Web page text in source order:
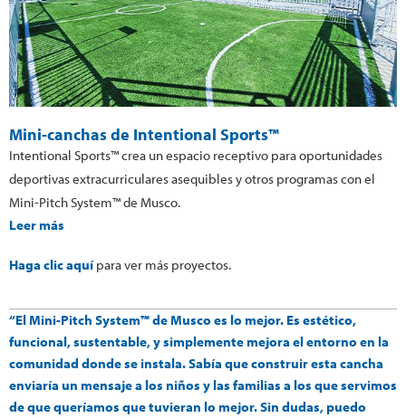
Mini-canchas de Intentional Sports™
Intentional Sports™ crea un espacio receptivo para oportunidades
deportivas extracurriculares asequibles y otros programas con el
Mini-Pitch System™ de Musco.
Leer más
Haga clic aquípara ver más proyectos.
“El Mini-Pitch System™ de Musco es lo mejor. Es estético,
funcional, sustentable, y simplemente mejora el entorno en la
comunidad donde se instala. Sabía que construir esta cancha
enviaría un mensaje a los niños y las familias a los que servimos
de que queríamos que tuvieran lo mejor. Sin dudas, puedo